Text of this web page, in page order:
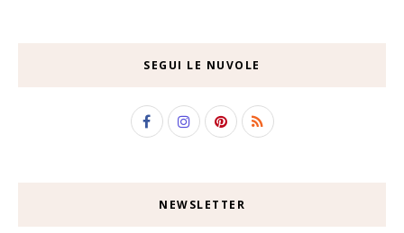
SEGUI LE NUVOLE
NEWSLETTER